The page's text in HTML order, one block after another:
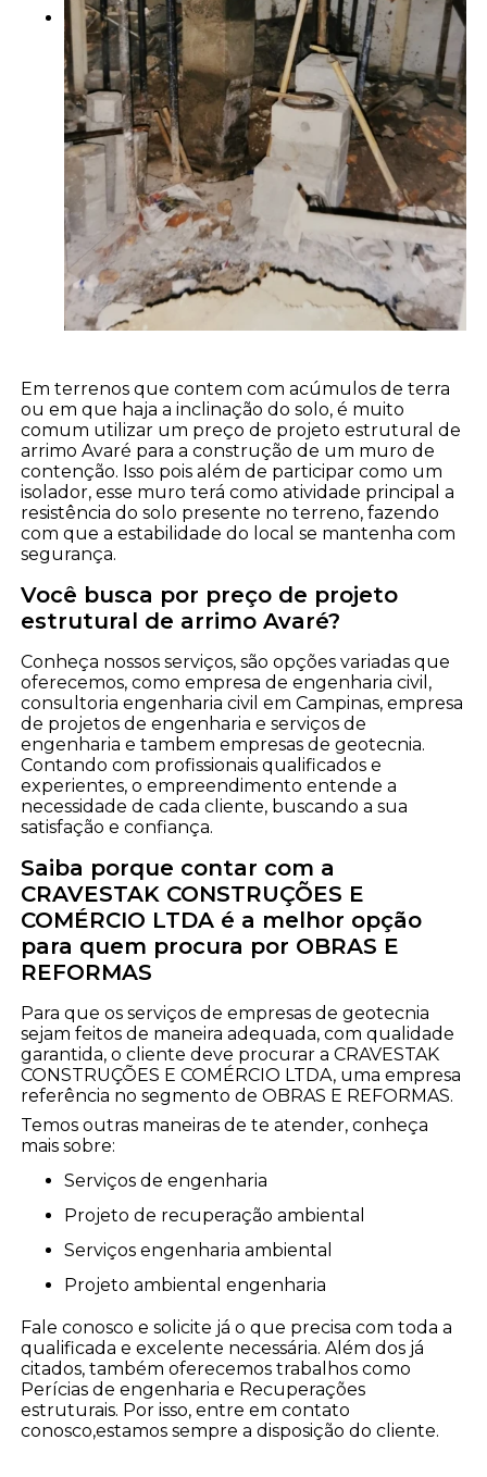
Em terrenos que contem com acúmulos de terra
ou em que haja a inclinação do solo, é muito
comum utilizar um preço de projeto estrutural de
arrimo Avaré para a construção de um muro de
contenção. Isso pois além de participar como um
isolador, esse muro terá como atividade principal a
resistência do solo presente no terreno, fazendo
com que a estabilidade do local se mantenha com
segurança.
Você busca por preço de projeto
estrutural de arrimo Avaré?
Conheça nossos serviços, são opções variadas que
oferecemos, como empresa de engenharia civil,
consultoria engenharia civil em Campinas, empresa
de projetos de engenharia e serviços de
engenharia e tambem empresas de geotecnia.
Contando com profissionais qualificados e
experientes, o empreendimento entende a
necessidade de cada cliente, buscando a sua
satisfação e confiança.
Saiba porque contar com a
CRAVESTAK CONSTRUÇÕES E
COMÉRCIO LTDA é a melhor opção
para quem procura por OBRAS E
REFORMAS
Para que os serviços de empresas de geotecnia
sejam feitos de maneira adequada, com qualidade
garantida, o cliente deve procurar a CRAVESTAK
CONSTRUÇÕES E COMÉRCIO LTDA, uma empresa
referência no segmento de OBRAS E REFORMAS.
Temos outras maneiras de te atender, conheça
mais sobre:
serviços de engenharia
projeto de recuperação ambiental
serviços engenharia ambiental
projeto ambiental engenharia
Fale conosco e solicite já o que precisa com toda a
qualificada e excelente necessária. Além dos já
citados, também oferecemos trabalhos como
Perícias de engenharia e Recuperações
estruturais. Por isso, entre em contato
conosco,estamos sempre a disposição do cliente.